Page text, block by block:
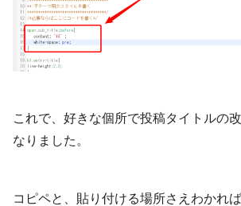
これで、好きな個所で投稿タイトルの
なりました。
コピペと、貼り付ける場所さえわかれ